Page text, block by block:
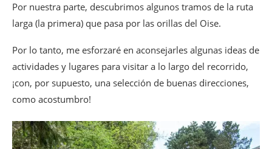
Por nuestra parte, descubrimos algunos tramos de la ruta
larga (la primera) que pasa por las orillas del Oise.
Por lo tanto, me esforzaré en aconsejarles algunas ideas de
actividades y lugares para visitar a lo largo del recorrido,
¡con, por supuesto, una selección de buenas direcciones,
como acostumbro!